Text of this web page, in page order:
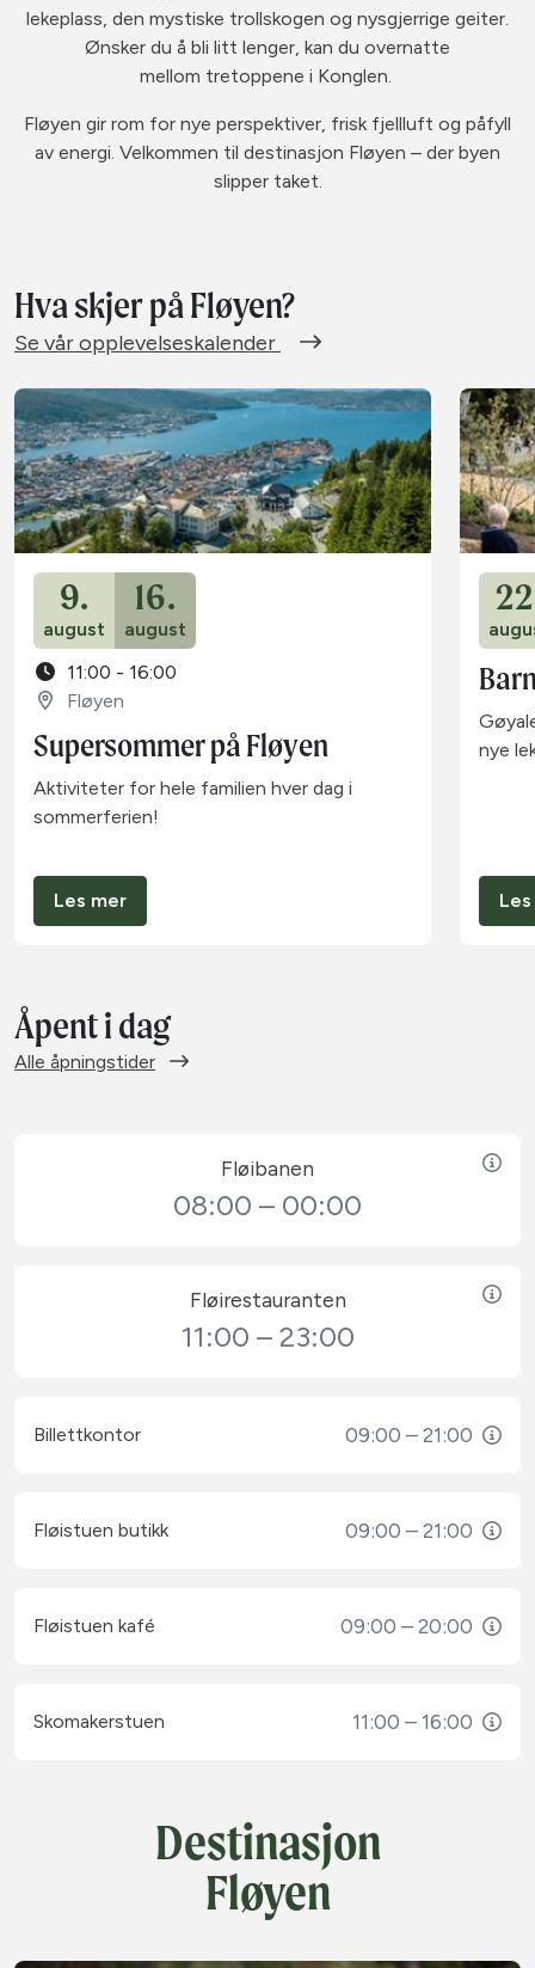
lekeplass, den mystiske trollskogen og nysgjerrige geiter.
Ønsker du å bli litt lenger, kan du overnatte
mellom tretoppene i Konglen.
Fløyen gir rom for nye perspektiver, frisk fjellluft og påfyll
av energi. Velkommen til destinasjon Fløyen – der byen
slipper taket.
Hva skjer på Fløyen?
Se vår opplevelseskalender
9.
august
16.
august
11:00 - 16:00
Fløyen
Supersommer på Fløyen
Aktiviteter for hele familien hver dag i
sommerferien!
Les mer
nye
Åpent i dag
Alle åpningstider
Fløibanen
08:00 – 00:00
Fløirestauranten
11:00 – 23:00
Billettkontor 09:00 – 21:00
Fløistuen butikk 09:00 – 21:00
Fløistuen kafé 09:00 – 20:00
Skomakerstuen 11:00 – 16:00
Destinasjon
Fløyen